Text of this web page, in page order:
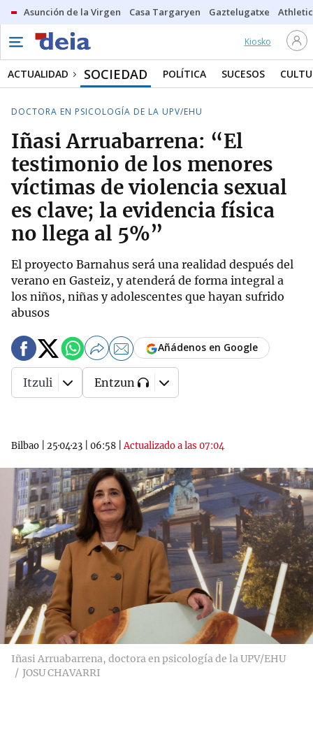
Asunción de la Virgen Casa Targaryen Gaztelugatxe Athletic
Kiosko
ACTUALIDAD SOCIEDAD POLÍTICA SUCESOS
DOCTORA EN PSICOLOGÍA DE LA UPV/EHU
Iñasi Arruabarrena: “El
testimonio de los menores
víctimas de violencia sexual
es clave; la evidencia física
no llega al 5%”
El proyecto Barnahus será una realidad después del
verano en Gasteiz, y atenderá de forma integral a
los niños, niñas y adolescentes que hayan sufrido
abusos
Bilbao 25·04·23 06:58 |Actualizado a las 07:04
Añádenos en Google
Itzuli Entzun
Iñasi Arruabarrena, doctora en psicología de la UPV/EHU
JOSU CHAVARRI